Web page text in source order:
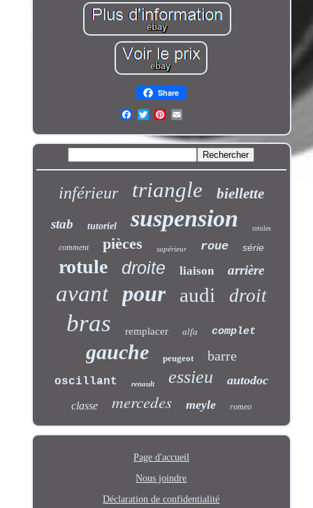
Share
inférieur triangle biellette
stab tutoriel suspension rotules
comment pièces supérieur roue série
rotule droite liaison arrière
avant pour audi droit
bras remplacer alfa complet
gauche peugeot barre
oscillant renault essieu autodoc
classe mercedes meyle romeo
Page d'accueil
Nous joindre
Déclaration de confidentialité